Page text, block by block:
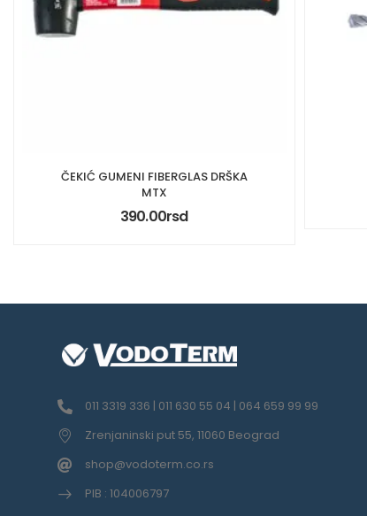
ČEKIĆ GUMENI FIBERGLAS DRŠKA
MTX
390.00rsd
011 3319 336 | 011 630 55 04 | 064 659 99 99
Zrenjaninski put 55, 11060 Beograd
shop@vodoterm.co.rs
PIB : 104006797